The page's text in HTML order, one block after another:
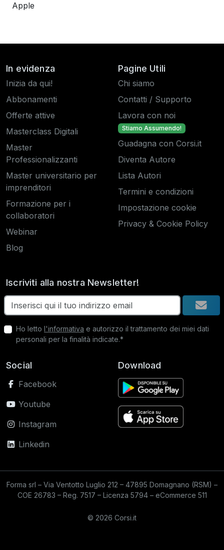
Apple
In evidenza
Inizia da qui!
Abbonamenti
Offerte attive
Masterclass Digitali
Master
Professionalizzanti
Master universitario per
imprenditori
Formazione per i
collaboratori
Webinar
Blog
Pagine Utili
Chi siamo
Contatti / Supporto
Lavora con noi
Stiamo Assumendo!
Guadagna con Corsi.it
Diventa Autore
Lista Autori
Termini e condizioni
Impostazione cookie
Privacy & Cookie Policy
Iscriviti alla nostra Newsletter!
Ho letto l'informativa e autorizzo il trattamento dei miei dati
personali per la finalità indicate.*
Social
Facebook
Youtube
Instagram
Linkedin
Download
Forma srl – Via Ventotto Luglio 212 – 47895 Domagnano (RSM) –
COE 26783 – Reg. 7517 – Licenza 5794 – eCommerce 511
© 2026 Corsi.it